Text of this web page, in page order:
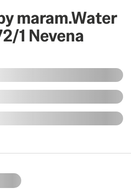
maram.Water
1 Nevena